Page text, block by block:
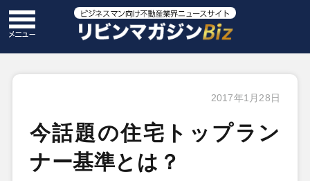
2017年1月28日
今話題の住宅トップラン
ナー基準とは？